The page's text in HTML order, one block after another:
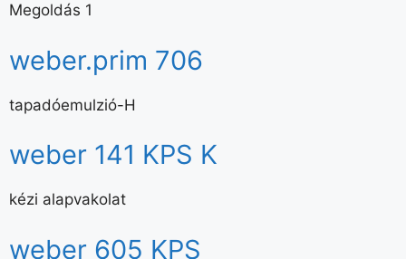
Megoldás 1
weber.prim 706
tapadóemulzió-H
weber 141 KPS K
kézi alapvakolat
weber 605 KPS